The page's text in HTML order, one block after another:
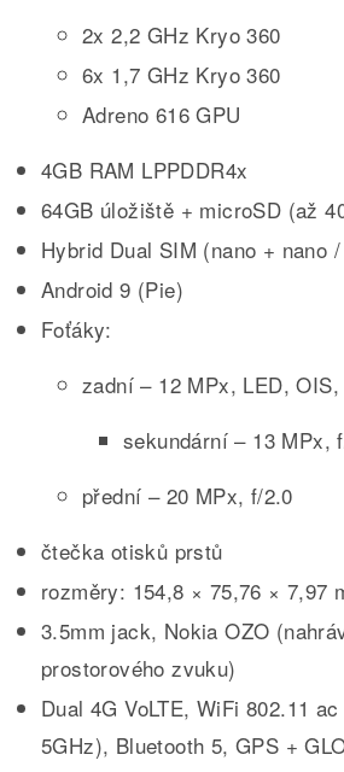
2x 2,2 GHz Kryo 360
6x 1,7 GHz Kryo 360
Adreno 616 GPU
4GB RAM LPPDDR4x
64GB úložiště + microSD (až
Hybrid Dual SIM (nano + nano
Android 9 (Pie)
Foťáky:
zadní – 12 MPx, LED,
sekundární – 13 MPx,
přední – 20 MPx, f/2.0
čtečka otisků prstů
rozměry: 154,8 × 75,76 × 7,97
3.5mm jack, Nokia OZO
prostorového zvuku)
Dual 4G VoLTE, WiFi 802.11
5GHz), Bluetooth 5, GPS +